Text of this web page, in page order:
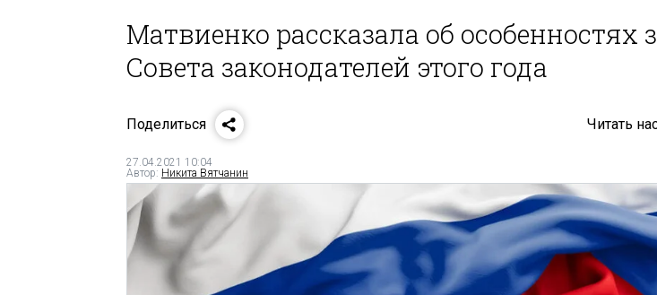
Матвиенко рассказала об особенностях
Совета законодателей этого года
Поделиться Читать
27.04.2021 10:04
Автор: Никита Вятчанин